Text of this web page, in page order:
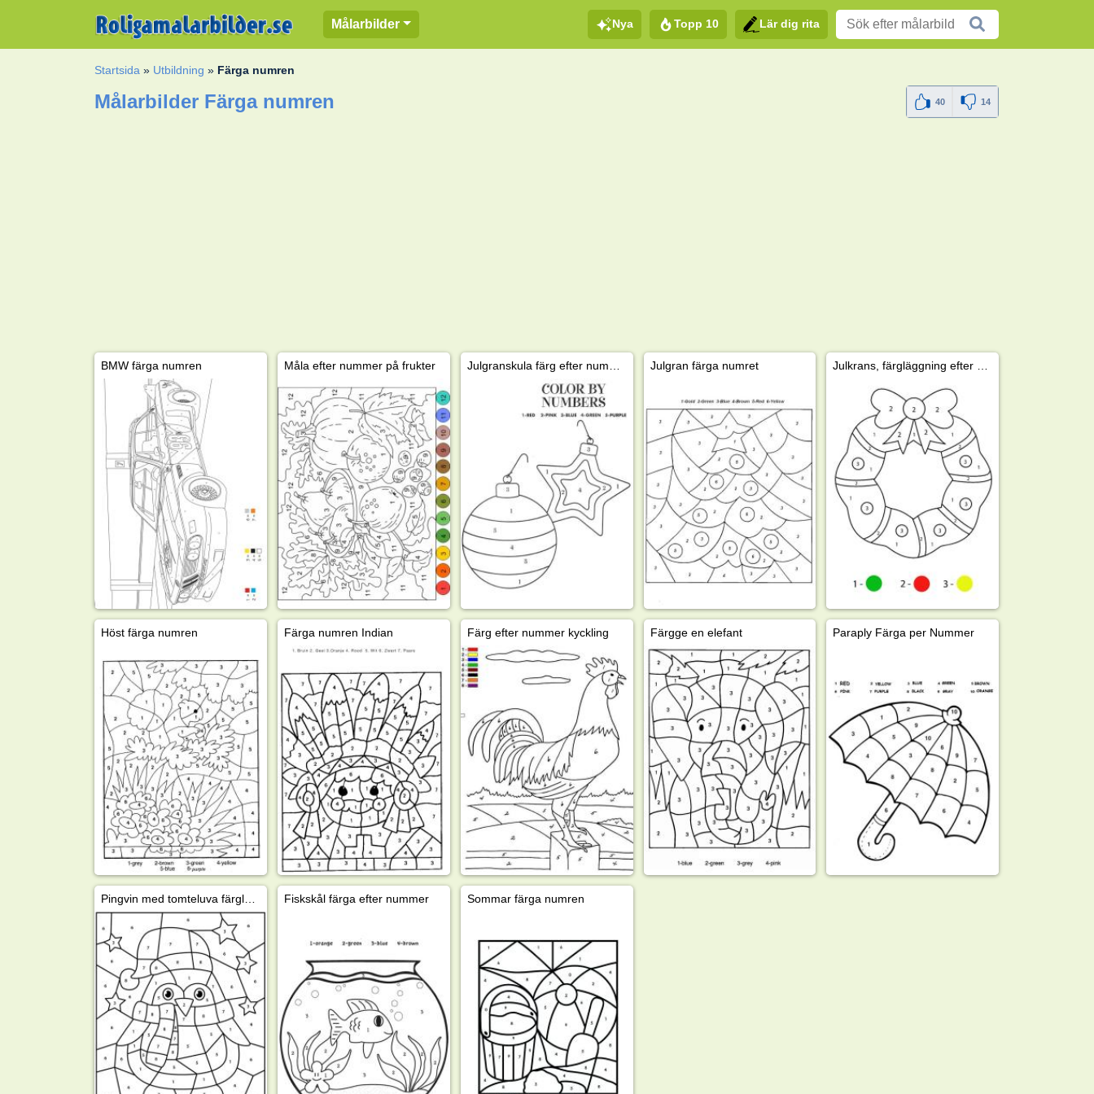
Målarbilder Nya Topp 10 Lär dig rita
Startsida » Utbildning » Färga numren
Målarbilder Färga numren 40 14
BMW färga numren Måla efter nummer på frukter Julgran färga numret
Höst färga numren Färga numren Indian Färg efter nummer kyckling Färgge en elefant Paraply Färga per Nummer
Pingvin med tomteluva färgläggning efter nummer Fiskskål färga efter nummer Sommar färga numren